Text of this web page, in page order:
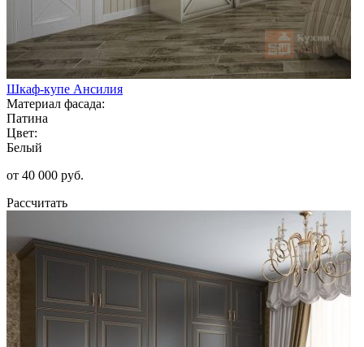
Шкаф-купе Ансилия
Материал фасада:
Патина
Цвет:
Белый
от 40 000 руб.
Рассчитать